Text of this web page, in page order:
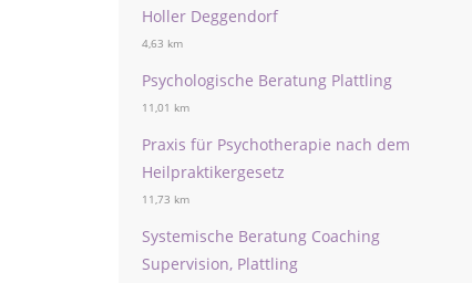
Holler Deggendorf
4,63 km
Psychologische Beratung Plattling
11,01 km
Praxis für Psychotherapie nach dem
Heilpraktikergesetz
11,73 km
Systemische Beratung Coaching
Supervision, Plattling